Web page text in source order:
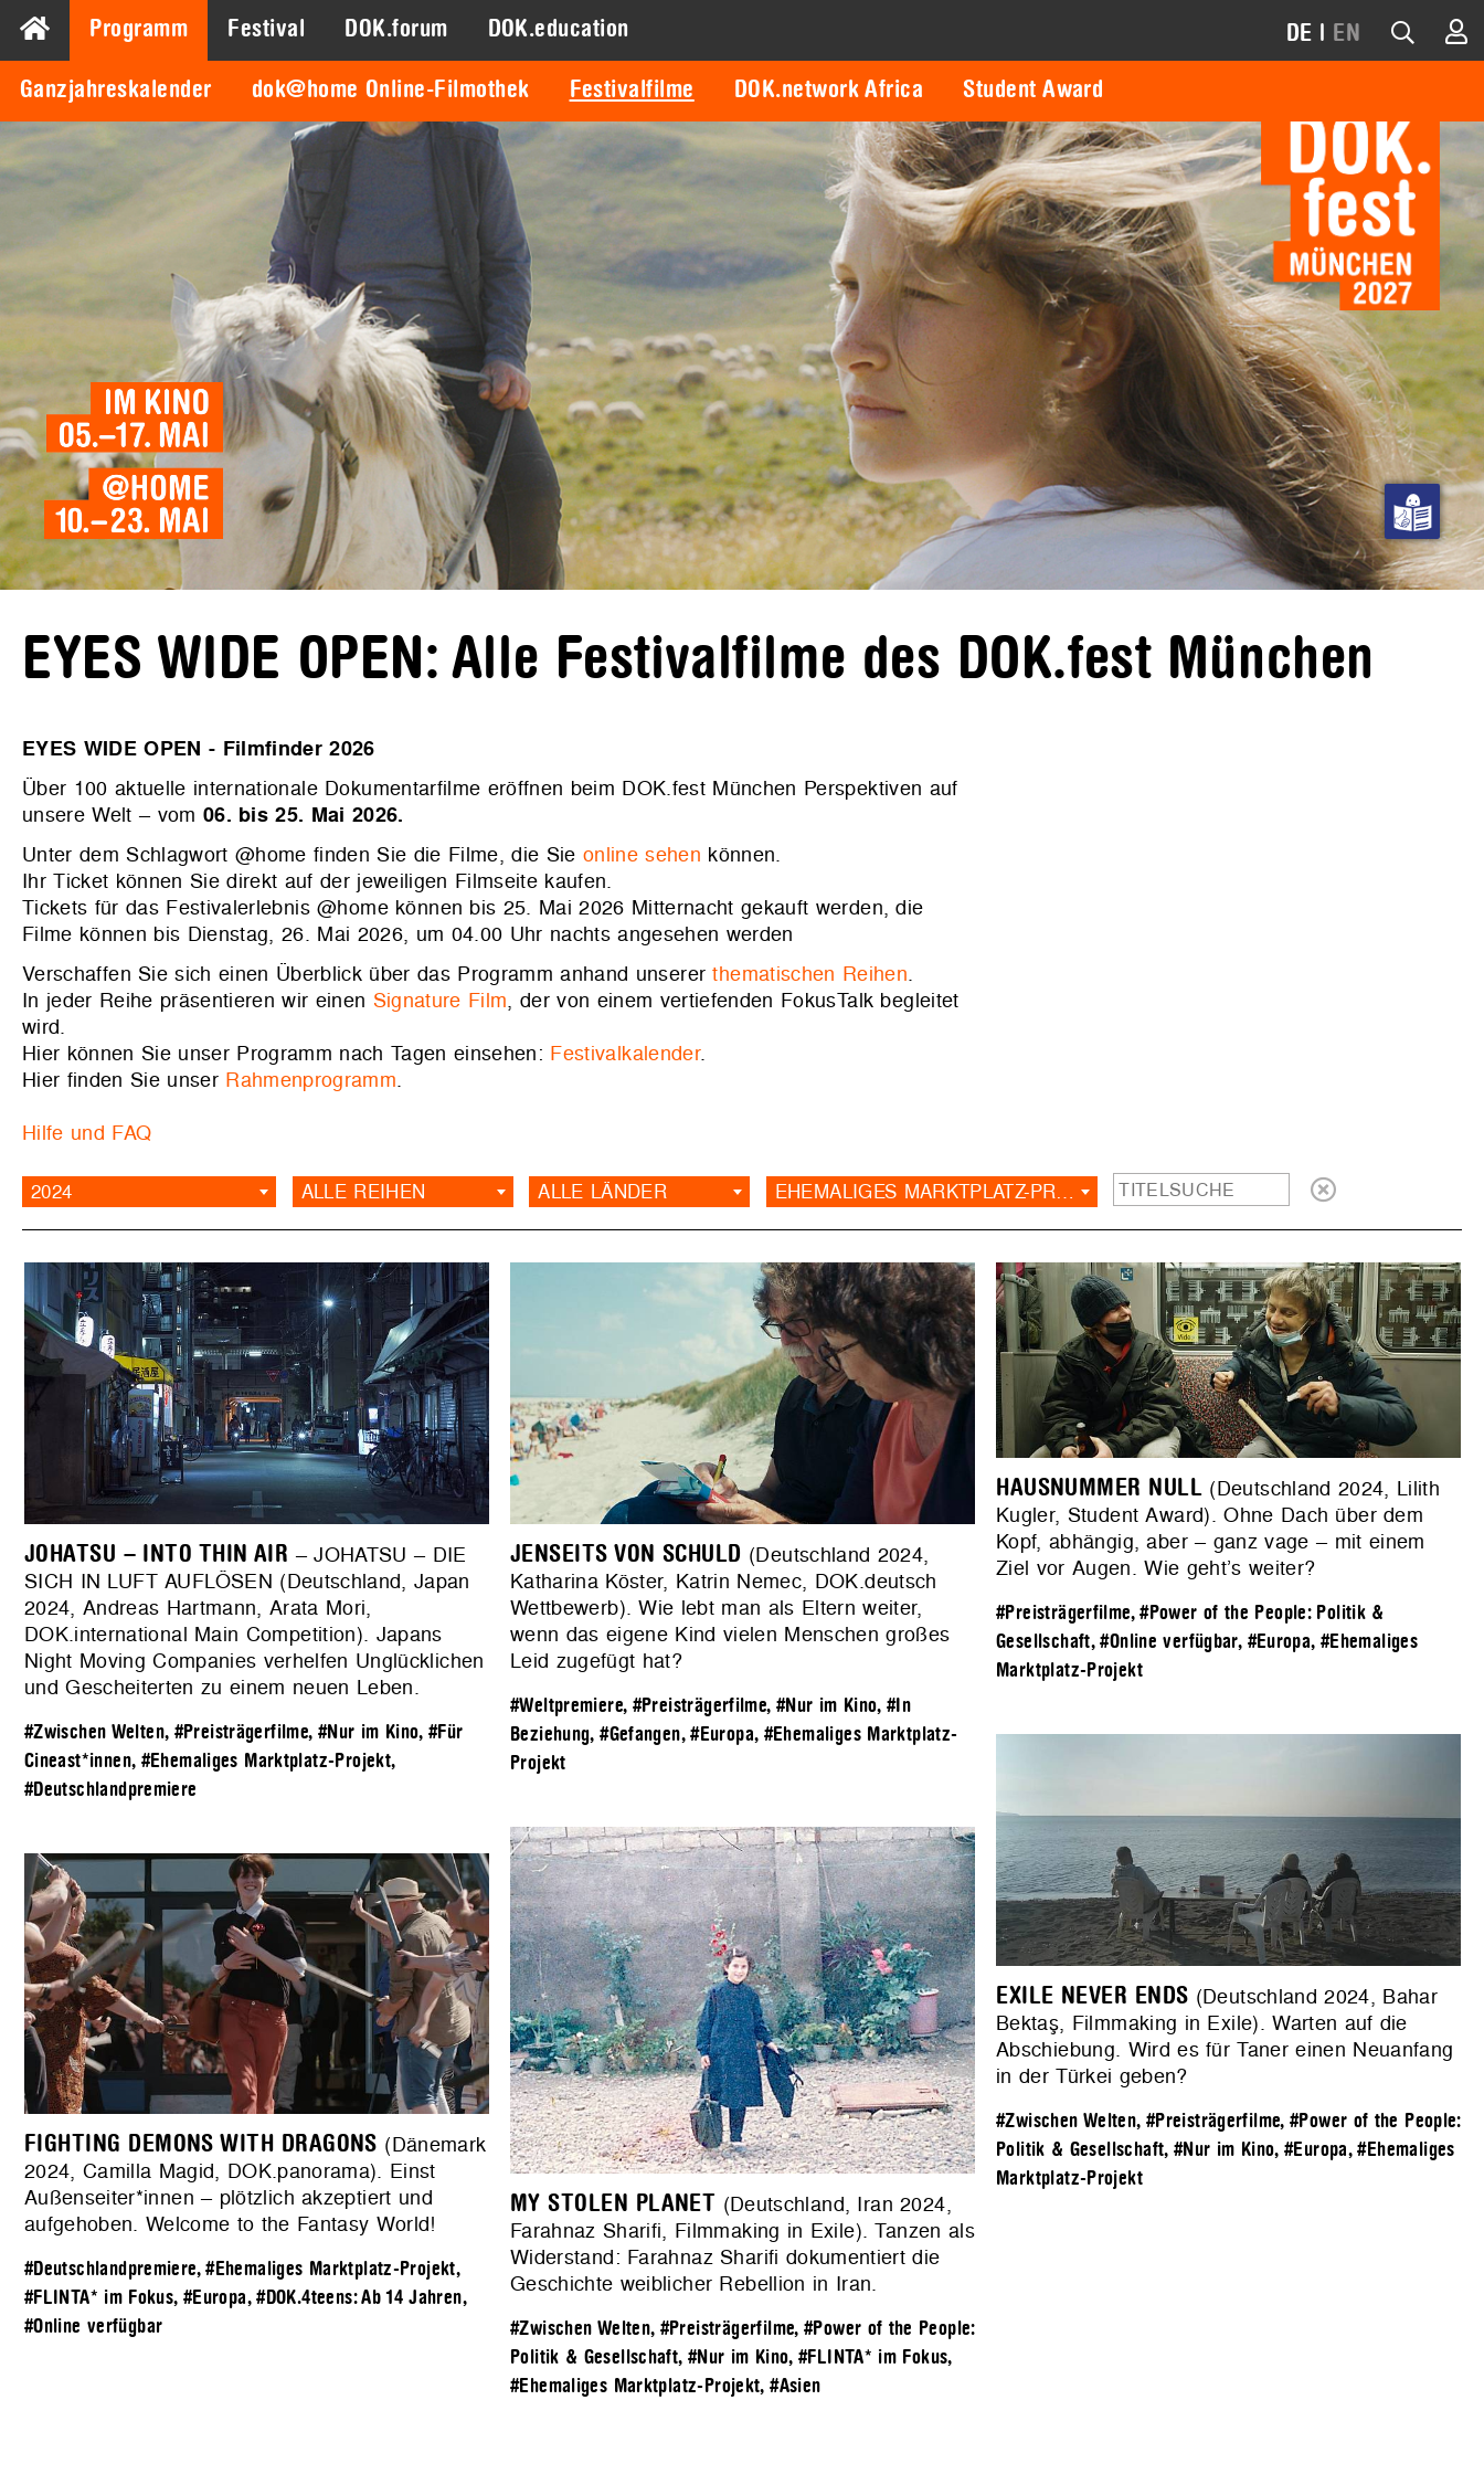
Programm
Ganzjahreskalender dok@home Online-Filmothek Festivalfilme DOK.network Africa Student Award
Festival DOK.forum DOK.education DE | EN
EYES WIDE OPEN: Alle Festivalfilme des DOK.fest München
EYES WIDE OPEN - Filmfinder 2026
Über 100 aktuelle internationale Dokumentarfilme eröffnen beim DOK.fest München Perspektiven auf
unsere Welt – vom 06. bis 25. Mai 2026.
Unter dem Schlagwort @home finden Sie die Filme, die Sie online sehen können.
Ihr Ticket können Sie direkt auf der jeweiligen Filmseite kaufen.
Tickets für das Festivalerlebnis @home können bis 25. Mai 2026 Mitternacht gekauft werden, die
Filme können bis Dienstag, 26. Mai 2026, um 04.00 Uhr nachts angesehen werden
Verschaffen Sie sich einen Überblick über das Programm anhand unsererthematischen Reihen.
In jeder Reihe präsentieren wir einen Signature Film, der von einem vertiefenden FokusTalk begleitet
wird.
Hier können Sie unser Programm nach Tagen einsehen: Festivalkalender.
Hier finden Sie unser Rahmenprogramm.
Hilfe und FAQ
2024 ALLE REIHEN ALLE LÄNDER EHEMALIGES MARKTPLATZ-PROJEKT
JOHATSU – INTO THIN AIR – JOHATSU – DIE
SICH IN LUFT AUFLÖSEN (Deutschland, Japan
2024, Andreas Hartmann, Arata Mori,
DOK.international Main Competition). Japans
Night Moving Companies verhelfen Unglücklichen
und Gescheiterten zu einem neuen Leben.
#Zwischen Welten, #Preisträgerfilme, #Nur im Kino, #Für
Cineast*innen, #Ehemaliges Marktplatz-Projekt,
#Deutschlandpremiere
JENSEITS VON SCHULD (Deutschland 2024,
Katharina Köster, Katrin Nemec, DOK.deutsch
Wettbewerb). Wie lebt man als Eltern weiter,
wenn das eigene Kind vielen Menschen großes
Leid zugefügt hat?
#Weltpremiere, #Preisträgerfilme, #Nur im Kino,#In
Beziehung,#Gefangen,#Europa, #Ehemaliges Marktplatz-
Projekt
HAUSNUMMER NULL (Deutschland 2024, Lilith
Kugler, Student Award). Ohne Dach über dem
Kopf, abhängig, aber – ganz vage – mit einem
Ziel vor Augen. Wie geht’s weiter?
#Preisträgerfilme,#Power of the People: Politik &
Gesellschaft,#Online verfügbar, #Europa, #Ehemaliges
Marktplatz-Projekt
EXILE NEVER ENDS (Deutschland 2024, Bahar
Bektaş, Filmmaking in Exile). Warten auf die
Abschiebung. Wird es für Taner einen Neuanfang
in der Türkei geben?
#Zwischen Welten, #Preisträgerfilme,#Power of the People:
Politik & Gesellschaft,#Nur im Kino,#Europa,#Ehemaliges
Marktplatz-Projekt
MY STOLEN PLANET (Deutschland, Iran 2024,
Farahnaz Sharifi, Filmmaking in Exile). Tanzen als
Widerstand: Farahnaz Sharifi dokumentiert die
Geschichte weiblicher Rebellion in Iran.
#Zwischen Welten, #Preisträgerfilme, #Power of the People:
Politik & Gesellschaft, #Nur im Kino, #FLINTA* im Fokus,
#Ehemaliges Marktplatz-Projekt,#Asien
FIGHTING DEMONS WITH DRAGONS (Dänemark
2024, Camilla Magid, DOK.panorama). Einst
Außenseiter*innen – plötzlich akzeptiert und
aufgehoben. Welcome to the Fantasy World!
#Deutschlandpremiere,#Ehemaliges Marktplatz-Projekt,
#FLINTA* im Fokus, #Europa,#DOK.4teens: Ab 14 Jahren,
#Online verfügbar